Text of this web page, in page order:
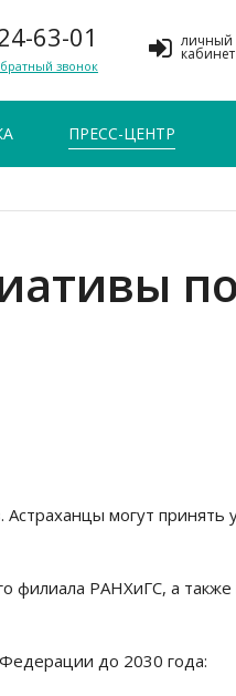
63-01
звонок
личный
кабинет
ПРЕСС-ЦЕНТР
могут принять
филиала РАНХиГС, а также
до 2030 года: